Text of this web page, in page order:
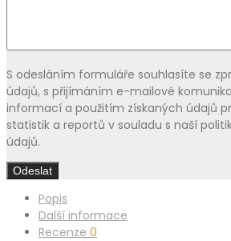
S odesláním formuláře souhlasíte se
údajů, s přijímáním e-mailové
informací a použitím získaných údajů
statistik a reportů v souladu s naší
údajů.
Popis
Další informace
Recenze 0